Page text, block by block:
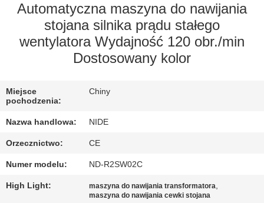
SKONTAKTUJ
SIĘ
AKTUALNOŚCI
O
WYCENĘ
Automatyczna maszyna do nawijania
stojana silnika prądu stałego
wentylatora Wydajność 120 obr./min
Dostosowany kolor
Miejsce
pochodzenia:
Chiny
Nazwa handlowa: NIDE
Orzecznictwo: CE
Numer modelu: ND-R2SW02C
High Light: maszyna do nawijania transformatora,
maszyna do nawijania cewki stojana